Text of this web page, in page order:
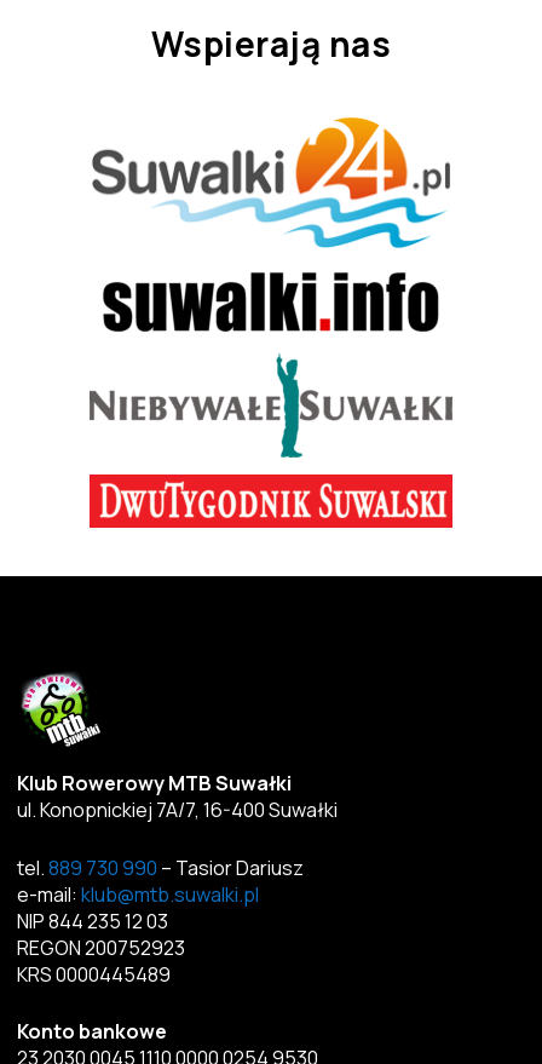
Wspierają nas
Klub Rowerowy MTB Suwałki
ul. Konopnickiej 7A/7, 16-400 Suwałki
tel.889 730 990 – Tasior Dariusz
e-mail: klub@mtb.suwalki.pl
NIP 844 235 12 03
REGON 200752923
KRS 0000445489
Konto bankowe
23 2030 0045 1110 0000 0254 9530